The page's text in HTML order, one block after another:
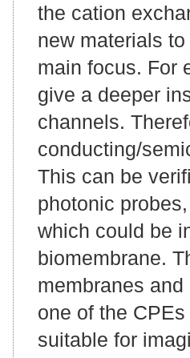
the cation
new materials
main focus. For
give a deeper
channels.
conducting/
This can be
photonic
which could be
biomembrane.
membranes
one of the
suitable for